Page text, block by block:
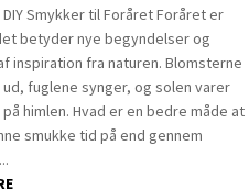
Smykker til Foråret Foråret er
betyder nye begyndelser og
inspiration fra naturen. Blomsterne
fuglene synger, og solen varer
himlen. Hvad er en bedre måde at
smukke tid på end gennem